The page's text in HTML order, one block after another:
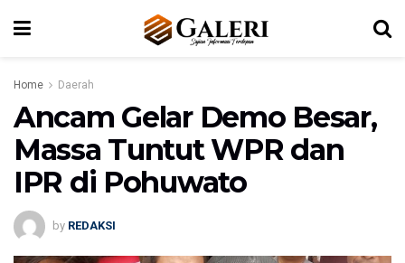
Home Daerah
Ancam Gelar Demo Besar,
Massa Tuntut WPR dan
IPR di Pohuwato
by REDAKSI